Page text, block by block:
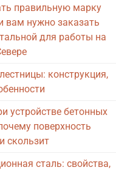
правильную марку
вам нужно заказать
для работы на
конструкция,
устройстве бетонных
поверхность
скользит
сталь: свойства,